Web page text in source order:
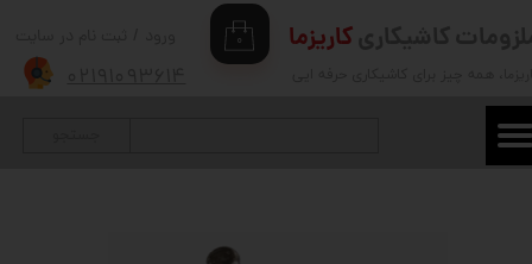
۰
تغییر گذر واژه
سفارشات
کاریزما